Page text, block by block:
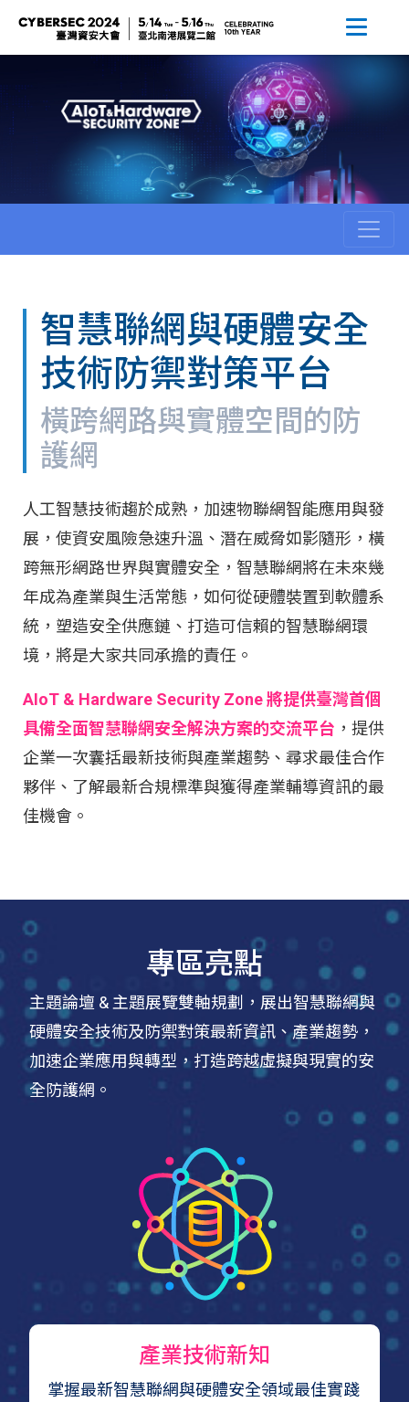
智慧聯網與硬體安全
技術防禦對策平台
橫跨網路與實體空間的防
護網
人工智慧技術趨於成熟，加速物聯網智能應用與發
展，使資安風險急速升溫、潛在威脅如影隨形，橫
跨無形網路世界與實體安全，智慧聯網將在未來幾
年成為產業與生活常態，如何從硬體裝置到軟體系
統，塑造安全供應鏈、打造可信賴的智慧聯網環
境，將是大家共同承擔的責任。
AIoT & Hardware Security Zone 將提供臺灣首個
具備全面智慧聯網安全解決方案的交流平台 ，提供
企業一次囊括最新技術與產業趨勢、尋求最佳合作
夥伴、了解最新合規標準與獲得產業輔導資訊的最
佳機會。
專區亮點
主題論壇 & 主題展覽雙軸規劃，展出智慧聯網與
硬體安全技術及防禦對策最新資訊、產業趨勢，
加速企業應用與轉型，打造跨越虛擬與現實的安
全防護網。
產業技術新知
掌握最新智慧聯網與硬體安全領域最佳實踐